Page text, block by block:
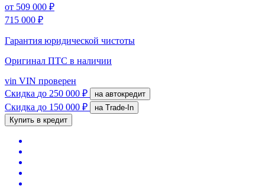
от 509 000 ₽
715 000 ₽
Гарантия юридической чистоты
Оригинал ПТС в наличии
vin VIN проверен
Скидка до 250 000 ₽ на автокредит
Скидка до 150 000 ₽
на Trade-In
Купить в кредит